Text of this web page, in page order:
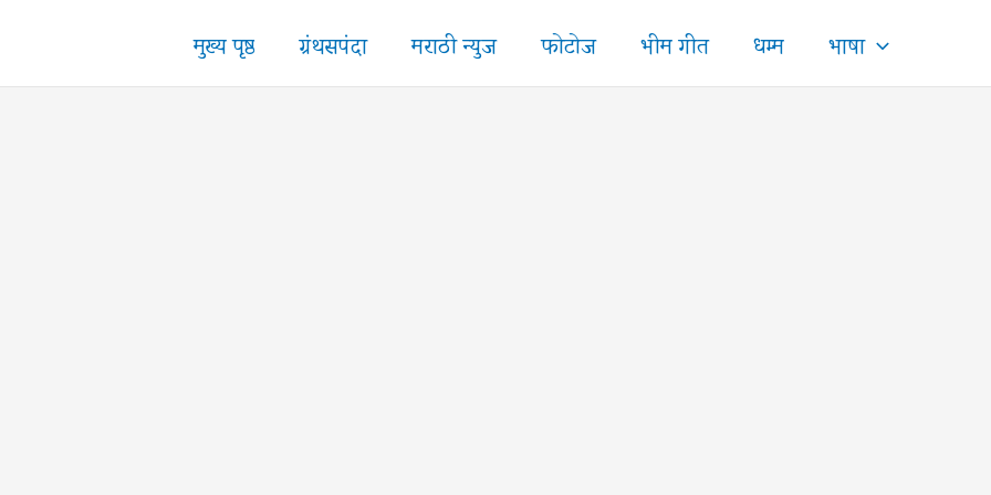
मुख्य पृष्ठ ग्रंथसपंदा मराठी न्युज फोटोज भीम गीत धम्म भाषा